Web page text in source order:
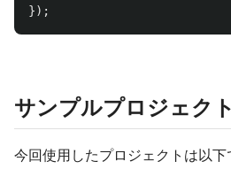
});
サンプルプロジェクト
今回使用したプロジェクトは以下